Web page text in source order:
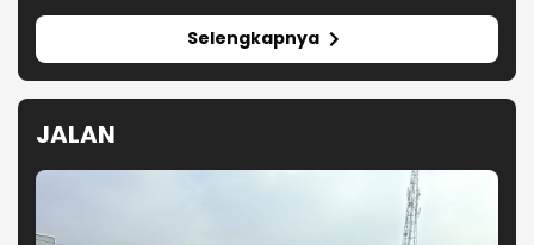
Selengkapnya
JALAN